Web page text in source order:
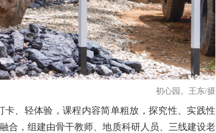
初心园。 王东/摄
、轻体验，课程内容简单粗放，探究性、实践性
合，组建由骨干教师、地质科研人员、三线建设老